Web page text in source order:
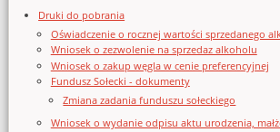
Druki do pobrania
Oświadczenie o rocznej wartości sprzedanego
Wniosek o zezwolenie na sprzedaz alkoholu
Wniosek o zakup węgla w cenie preferencyjnej
Fundusz Sołecki - dokumenty
Zmiana zadania funduszu sołeckiego
Wniosek o wydanie odpisu aktu urodzenia,